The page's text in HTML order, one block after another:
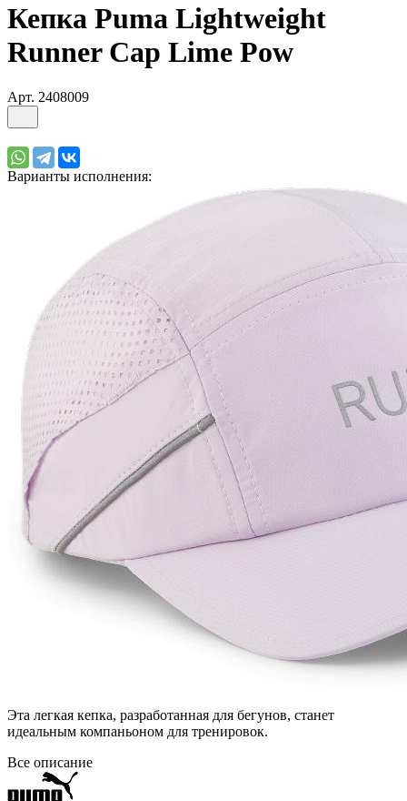
Кепка Puma Lightweight
Runner Cap Lime Pow
Арт. 2408009
Варианты исполнения:
Эта легкая кепка, разработанная для бегунов, станет
идеальным компаньоном для тренировок.
Все описание